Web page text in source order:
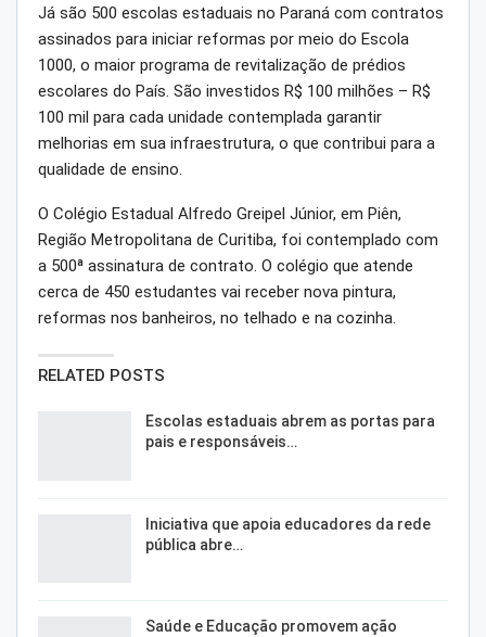
Já são 500 escolas estaduais no Paraná com contratos
assinados para iniciar reformas por meio do Escola
1000, o maior programa de revitalização de prédios
escolares do País. São investidos R$ 100 milhões – R$
100 mil para cada unidade contemplada garantir
melhorias em sua infraestrutura, o que contribui para a
qualidade de ensino.
O Colégio Estadual Alfredo Greipel Júnior, em Piên,
Região Metropolitana de Curitiba, foi contemplado com
a 500ª assinatura de contrato. O colégio que atende
cerca de 450 estudantes vai receber nova pintura,
reformas nos banheiros, no telhado e na cozinha.
RELATED POSTS
Escolas estaduais abrem as portas para
pais e responsáveis…
Iniciativa que apoia educadores da rede
pública abre…
Saúde e Educação promovem ação